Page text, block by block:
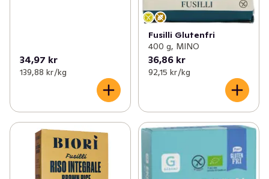
34,97 kr
139,88 kr /kg
Fusilli Glutenfri
400 g, MINO
36,86 kr
92,15 kr /kg